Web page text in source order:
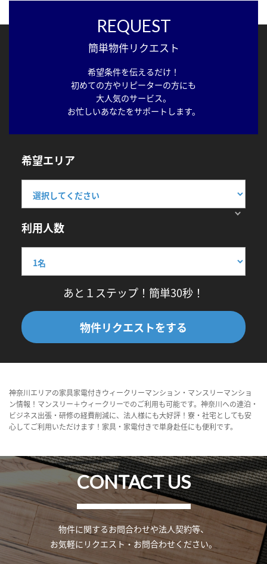
REQUEST
簡単物件リクエスト
希望条件を伝えるだけ！
初めての方やリピーターの方にも
大人気のサービス。
お忙しいあなたをサポートします。
希望エリア
利用人数
あと１ステップ！簡単30秒！
物件リクエストをする
神奈川エリアの家具家電付きウィークリーマンション・マンスリーマンショ
ン情報！マンスリー＋ウィークリーでのご利用も可能です。神奈川への連泊・
ビジネス出張・研修の経費削減に、法人様にも大好評！寮・社宅としても安
心してご利用いただけます！家具・家電付きで単身赴任にも便利です。
CONTACT US
物件に関するお問合わせや法人契約等、
お気軽にリクエスト・お問合わせください。